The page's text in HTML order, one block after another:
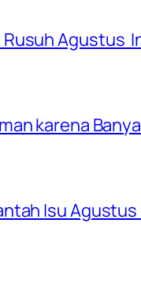
Agustus
karena
Isu